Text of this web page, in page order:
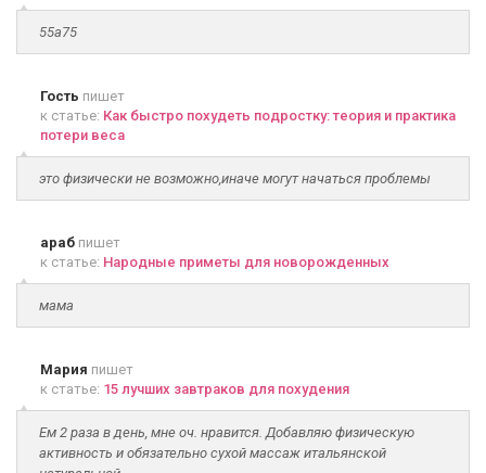
55а75
Гость пишет
к статье: Как быстро похудеть подростку: теория и практика
потери веса
это физически не возможно,иначе могут начаться проблемы
араб пишет
к статье: Народные приметы для новорожденных
мама
Мария пишет
к статье: 15 лучших завтраков для похудения
Ем 2 раза в день, мне оч. нравится. Добавляю физическую
активность и обязательно сухой массаж итальянской